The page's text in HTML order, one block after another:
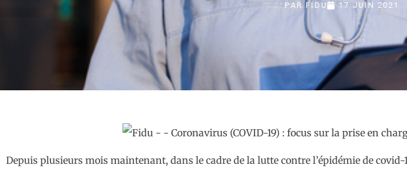
PARFIDU 17 JUIN 2021
Depuis plusieurs mois maintenant, dans le cadre de la lutte contre l’épidémie de